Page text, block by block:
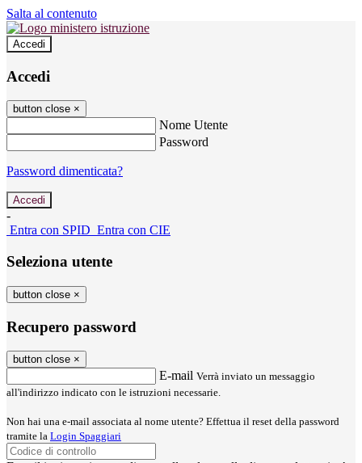
Salta al contenuto
Accedi
Accedi
button close ×
Nome Utente
Password
Password dimenticata?
-
Entra con SPID Entra con CIE
Seleziona utente
button close ×
Recupero password
button close ×
E-mail Verrà inviato un messaggio
all'indirizzo indicato con le istruzioni necessarie.
Non hai una e-mail associata al nome utente? Effettua il reset della password
tramite la Login Spaggiari